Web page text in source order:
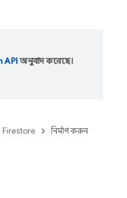
APIঅনুবাদ করেছে।
Firestore নির্মাণ করুন